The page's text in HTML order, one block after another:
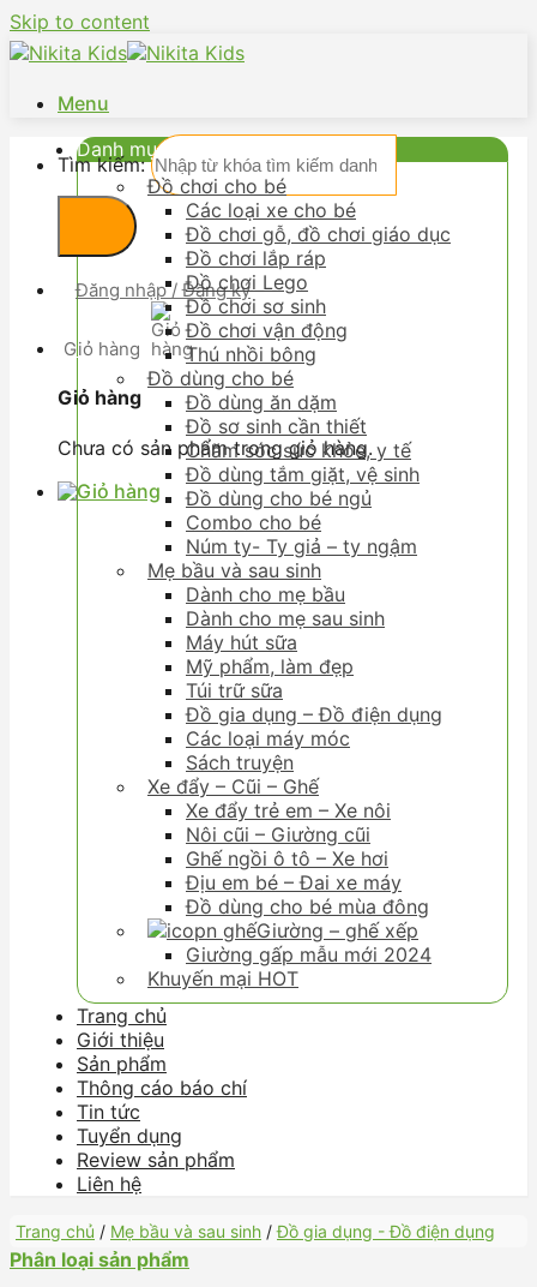
Skip to content
Menu
Tìm kiếm:
Đăng nhập / Đăng ký
Giỏ hàng
Giỏ hàng
Chưa có sản phẩm trong giỏ hàng.
Danh mục
Đồ chơi cho bé
Các loại xe cho bé
Đồ chơi gỗ, đồ chơi giáo dục
Đồ chơi lắp ráp
Đồ chơi Lego
Đồ chơi sơ sinh
Đồ chơi vận động
Thú nhồi bông
Đồ dùng cho bé
Đồ dùng ăn dặm
Đồ sơ sinh cần thiết
Chăm sóc sức khỏe, y tế
Đồ dùng tắm giặt, vệ sinh
Đồ dùng cho bé ngủ
Combo cho bé
Núm ty- Ty giả – ty ngậm
Mẹ bầu và sau sinh
Dành cho mẹ bầu
Dành cho mẹ sau sinh
Máy hút sữa
Mỹ phẩm, làm đẹp
Túi trữ sữa
Đồ gia dụng – Đồ điện dụng
Các loại máy móc
Sách truyện
Xe đẩy – Cũi – Ghế
Xe đẩy trẻ em – Xe nôi
Nôi cũi – Giường cũi
Ghế ngồi ô tô – Xe hơi
Địu em bé – Đai xe máy
Đồ dùng cho bé mùa đông
Giường – ghế xếp
Giường gấp mẫu mới 2024
Khuyến mại HOT
Trang chủ
Giới thiệu
Sản phẩm
Thông cáo báo chí
Tin tức
Tuyển dụng
Review sản phẩm
Liên hệ
Trang chủ / Mẹ bầu và sau sinh / Đồ gia dụng - Đồ điện dụng
Phân loại sản phẩm